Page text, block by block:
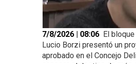
7/8/2026 | 08:06 El
Lucio Borzi presentó un
aprobado en el Concejo